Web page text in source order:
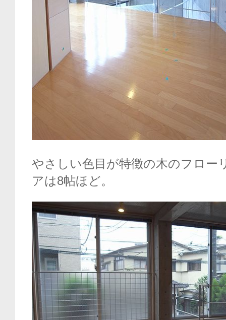
やさしい色目が特徴の木のフロー
アは8帖ほど。